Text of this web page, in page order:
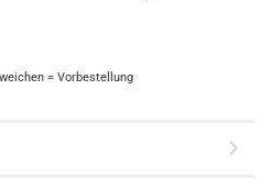
= Vorbestellung